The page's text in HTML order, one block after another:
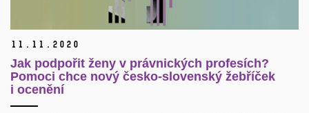
11. 11. 2020
Jak podpořit ženy v právnických profesích?
Pomoci chce nový česko-slovenský žebříček
i ocenění